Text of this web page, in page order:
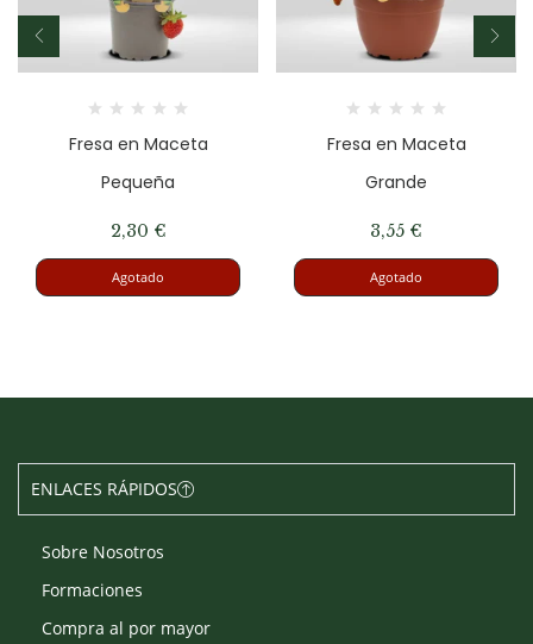
Fresa en Maceta
Pequeña
2,30 €
Agotado
Fresa en Maceta
Grande
3,55 €
Agotado
ENLACES RÁPIDOS
Sobre Nosotros
Formaciones
Compra al por mayor